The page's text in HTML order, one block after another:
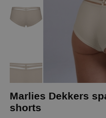
Marlies Dekkers
shorts